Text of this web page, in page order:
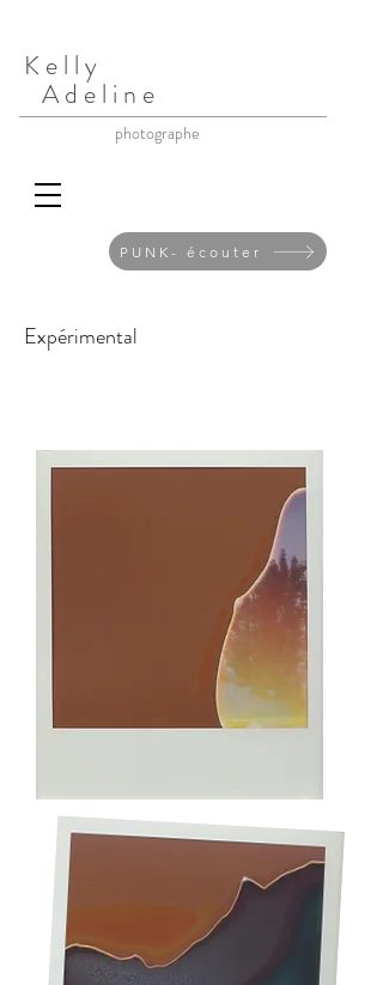
K e l l y
A d e l i n e
photographe
PUNK- écouter
Expérimental